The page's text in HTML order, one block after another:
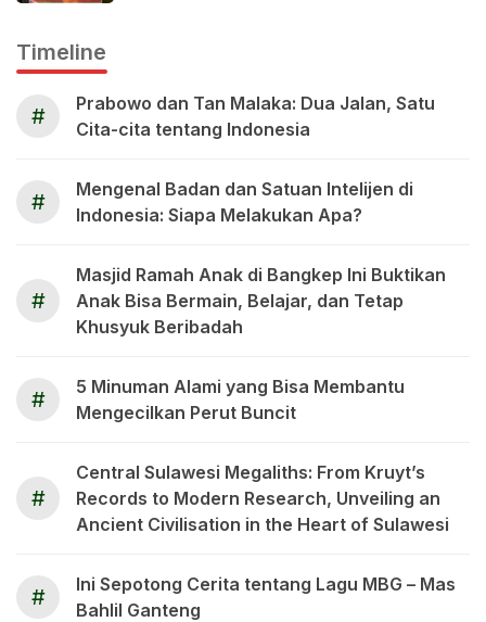
Timeline
#
Prabowo dan Tan Malaka: Dua Jalan, Satu
Cita-cita tentang Indonesia
#
Mengenal Badan dan Satuan Intelijen di
Indonesia: Siapa Melakukan Apa?
#
Masjid Ramah Anak di Bangkep Ini Buktikan
Anak Bisa Bermain, Belajar, dan Tetap
Khusyuk Beribadah
#
5 Minuman Alami yang Bisa Membantu
Mengecilkan Perut Buncit
#
Central Sulawesi Megaliths: From Kruyt’s
Records to Modern Research, Unveiling an
Ancient Civilisation in the Heart of Sulawesi
#
Ini Sepotong Cerita tentang Lagu MBG – Mas
Bahlil Ganteng